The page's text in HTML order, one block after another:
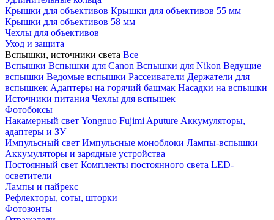
Крышки для объективов Крышки для объективов 55 мм
Крышки для объективов 58 мм
Чехлы для объективов
Уход и защита
Вспышки, источники света Все
Вспышки Вспышки для Canon Вспышки для Nikon Ведущие
вспышки Ведомые вспышки Рассеиватели Держатели для
вспышкек Адаптеры на горячий башмак Насадки на вспышки
Источники питания Чехлы для вспышек
Фотобоксы
Накамерный свет Yongnuo Fujimi Aputure Аккумуляторы,
адаптеры и ЗУ
Импульсный свет Импульсные моноблоки Лампы-вспышки
Аккумуляторы и зарядные устройства
Постоянный свет Комплекты постоянного света LED-
осветители
Лампы и пайрекс
Рефлекторы, соты, шторки
Фотозонты